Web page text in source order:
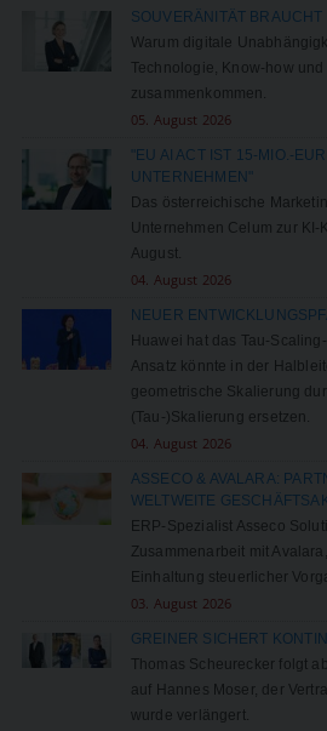
SOUVERÄNITÄT BRAUCHT
Warum digitale
Technologie, Know-how
zusammenkommen.
05. August 2026
"EU AI ACT IST 15-MIO.-
UNTERNEHMEN"
Das österreichische
Unternehmen Celum zur
August.
04. August 2026
NEUER
Huawei hat das Tau-
Ansatz könnte in der
geometrische Skalierung
(Tau-)Skalierung ersetzen.
04. August 2026
ASSECO & AVALARA:
WELTWEITE
ERP-Spezialist Asseco
Zusammenarbeit mit
Einhaltung steuerlicher
03. August 2026
GREINER SICHERT
Thomas Scheurecker folgt
auf Hannes Moser, der
wurde verlängert.